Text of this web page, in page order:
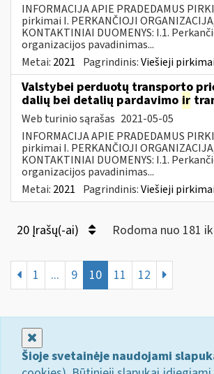
INFORMACIJA APIE PRADEDAMUS
pirkimai I. PERKANČIOJI
KONTAKTINIAI DUOMENYS: I.1.
organizacijos pavadinimas...
Metai: 2021 Pagrindinis:Viešieji
Valstybei perduotų transporto
dalių bei detalių pardavimo ir
Web turinio sąrašas 2021-05-05
INFORMACIJA APIE PRADEDAMUS
pirkimai I. PERKANČIOJI
KONTAKTINIAI DUOMENYS: I.1.
organizacijos pavadinimas...
Metai: 2021 Pagrindinis:Viešieji
20 Įrašų(-ai) Rodoma nuo 181
1 ... 9 10 11 12
Šioje svetainėje naudojami